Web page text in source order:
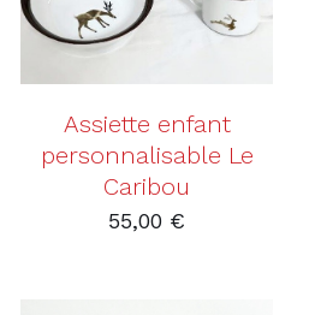
Assiette enfant
personnalisable Le
Caribou
55,00 €